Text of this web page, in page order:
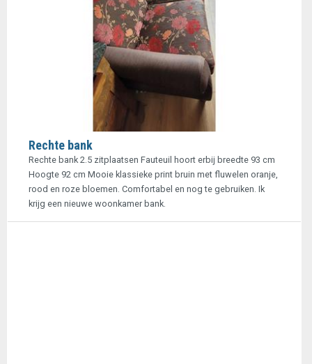
Rechte bank
Rechte bank 2.5 zitplaatsen Fauteuil hoort erbij breedte 93 cm
Hoogte 92 cm Mooie klassieke print bruin met fluwelen oranje,
rood en roze bloemen. Comfortabel en nog te gebruiken. Ik
krijg een nieuwe woonkamer bank.